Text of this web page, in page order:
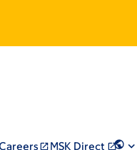
MSK Direct